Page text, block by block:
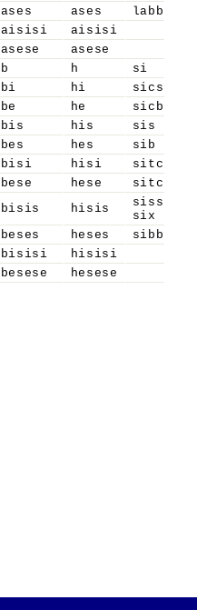
ases ases labb
aisisi
aisisi
asese
asese
b h si
bi hi sics
be he sicb
bis his sis
bes hes sib
bisi hisi sitcs
bese hese sitcb
bisis hisis
siss
six
beses heses sibb
bisisi
hisisi
besese hesese